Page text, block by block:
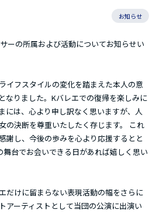
お知らせ
ーの所属および活動についてお知らせい
イフスタイルの変化を踏まえた本人の意
なりました。Kバレエでの復帰を楽しみに
には、心より申し訳なく思いますが、人
の決断を尊重いたしたく存じます。 これ
謝し、今後の歩みを心より応援するとと
舞台でお会いできる日があれば嬉しく思い
だけに留まらない表現活動の幅をさらに
アーティストとして当団の公演に出演い